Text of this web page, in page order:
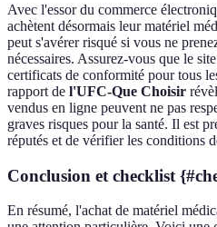
Avec l'essor du commerce
achètent désormais leur matériel
peut s'avérer risqué si vous ne
nécessaires. Assurez-vous que le
certificats de conformité pour tous
rapport de l'UFC-Que Choisir
vendus en ligne peuvent ne pas
graves risques pour la santé. Il est
réputés et de vérifier les conditions
Conclusion et checklist
En résumé, l'achat de matériel